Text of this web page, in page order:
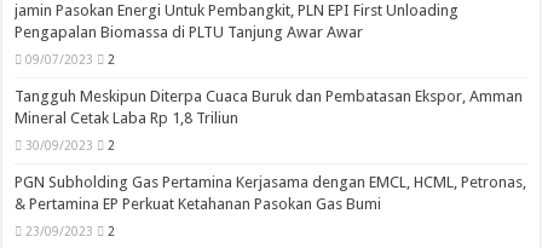
jamin Pasokan Energi Untuk Pembangkit, PLN EPI First Unloading
Pengapalan Biomassa di PLTU Tanjung Awar Awar
09/07/2023 2
Tangguh Meskipun Diterpa Cuaca Buruk dan Pembatasan Ekspor, Amman
Mineral Cetak Laba Rp 1,8 Triliun
30/09/2023 2
PGN Subholding Gas Pertamina Kerjasama dengan EMCL, HCML, Petronas,
& Pertamina EP Perkuat Ketahanan Pasokan Gas Bumi
23/09/2023 2